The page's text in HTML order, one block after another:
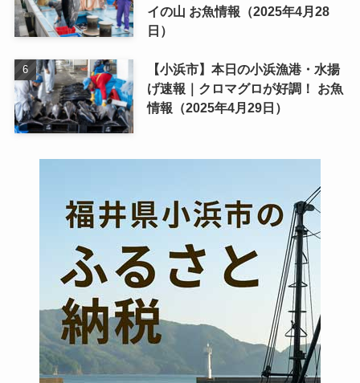
イの山 お魚情報（2025年4月28
日）
【小浜市】本日の小浜漁港・水揚
げ速報｜クロマグロが好調！ お魚
情報（2025年4月29日）